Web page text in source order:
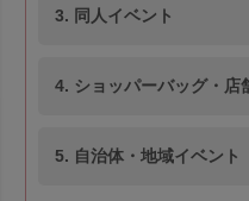
3. 同人イベント
4. ショッパーバッグ・店
5. 自治体・地域イベント